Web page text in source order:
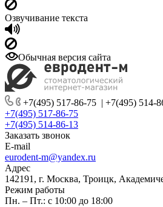
Озвучивание текста
Обычная версия сайта
+7(495) 517-86-75 | +7(495) 514-
+7(495) 517-86-75
+7(495) 514-86-13
Заказать звонок
E-mail
eurodent-m@yandex.ru
Адрес
142191, г. Москва, Троицк,
Режим работы
Пн. – Пт.: с 10:00 до 18:00